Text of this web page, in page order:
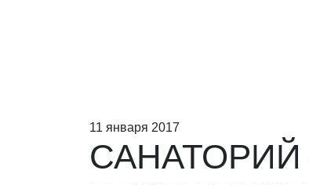
11 января 2017
САНАТОРИЙ